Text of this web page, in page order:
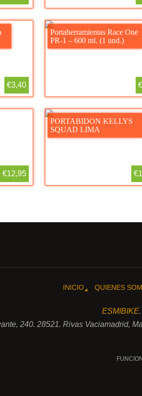
€3,40
Portaherramientas Race One
PR-1 – 600 ml. (1 und.)
€12,95
PORTABIDON KELLYS
SQUAD LIMA
INICIO QUIENES
ESMIBIKE
240. 28521. Rivas Vaciamadrid,